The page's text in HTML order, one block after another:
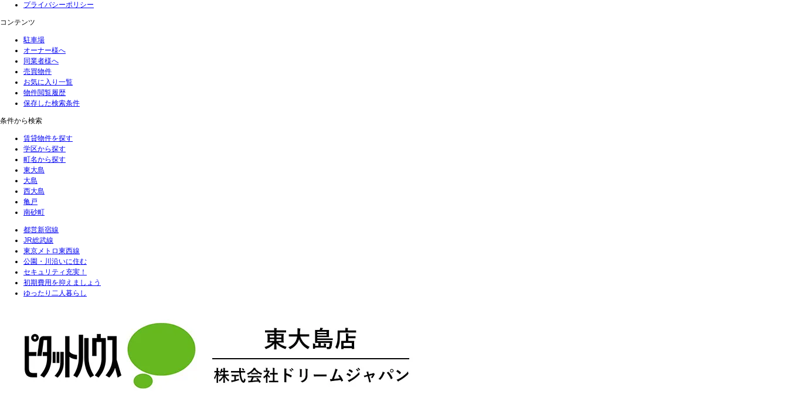
プライバシーポリシー
コンテンツ
駐車場
オーナー様へ
同業者様へ
売買物件
お気に入り一覧
物件閲覧履歴
保存した検索条件
条件から検索
賃貸物件を探す
学区から探す
町名から探す
東大島
大島
西大島
亀戸
南砂町
都営新宿線
JR総武線
東京メトロ東西線
公園・川沿いに住む
セキュリティ充実！
初期費用を抑えましょう
ゆったり二人暮らし